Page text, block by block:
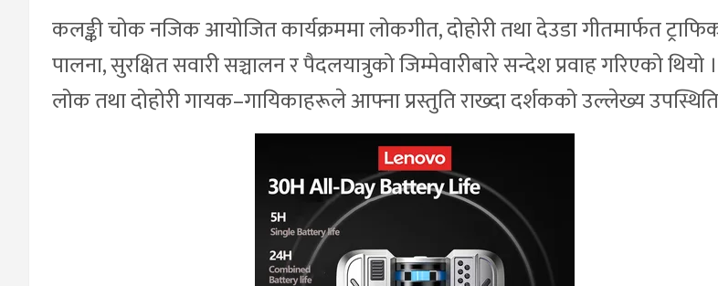
कलङ्की चोक नजिक आयोजित कार्यक्रममा लोकगीत, दोहोरी तथा देउडा गीतमार्फत
पालना, सुरक्षित सवारी सञ्चालन र पैदलयात्रुको जिम्मेवारीबारे सन्देश प्रवाह गरिएको थियो
लोक तथा दोहोरी गायक–गायिकाहरूले आफ्ना प्रस्तुति राख्दा दर्शकको उल्लेख्य उपस्थिति